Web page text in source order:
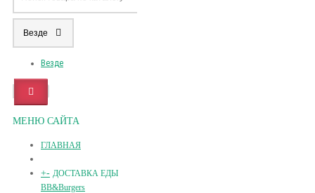
Везде
Везде
МЕНЮ САЙТА
ГЛАВНАЯ
+- ДОСТАВКА ЕДЫ
BB&Burgers